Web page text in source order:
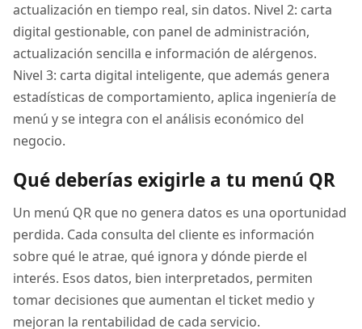
actualización en tiempo real, sin datos. Nivel 2: carta
digital gestionable, con panel de administración,
actualización sencilla e información de alérgenos.
Nivel 3: carta digital inteligente, que además genera
estadísticas de comportamiento, aplica ingeniería de
menú y se integra con el análisis económico del
negocio.
Qué deberías exigirle a tu menú QR
Un menú QR que no genera datos es una oportunidad
perdida. Cada consulta del cliente es información
sobre qué le atrae, qué ignora y dónde pierde el
interés. Esos datos, bien interpretados, permiten
tomar decisiones que aumentan el ticket medio y
mejoran la rentabilidad de cada servicio.